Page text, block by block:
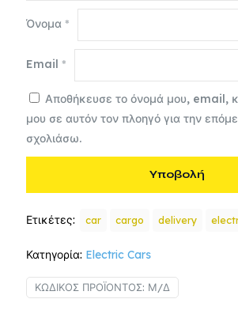
Όνομα *
Email *
Αποθήκευσε το όνομά μου, email,
μου σε αυτόν τον πλοηγό για την
σχολιάσω.
Ετικέτες: car cargo delivery
Κατηγορία: Electric Cars
ΚΩΔΙΚΌΣ ΠΡΟΪΌΝΤΟΣ: Μ/Δ